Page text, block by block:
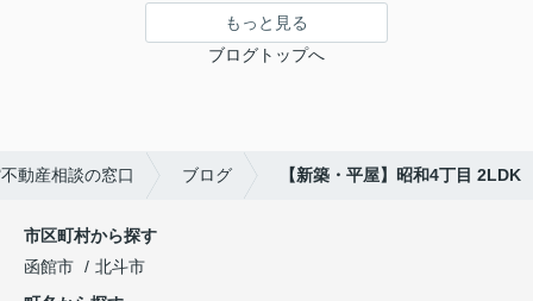
もっと見る
ブログトップへ
動産相談の窓口 ブログ 【新築・平屋】昭和4丁目 2LDK
市区町村から探す
函館市
北斗市